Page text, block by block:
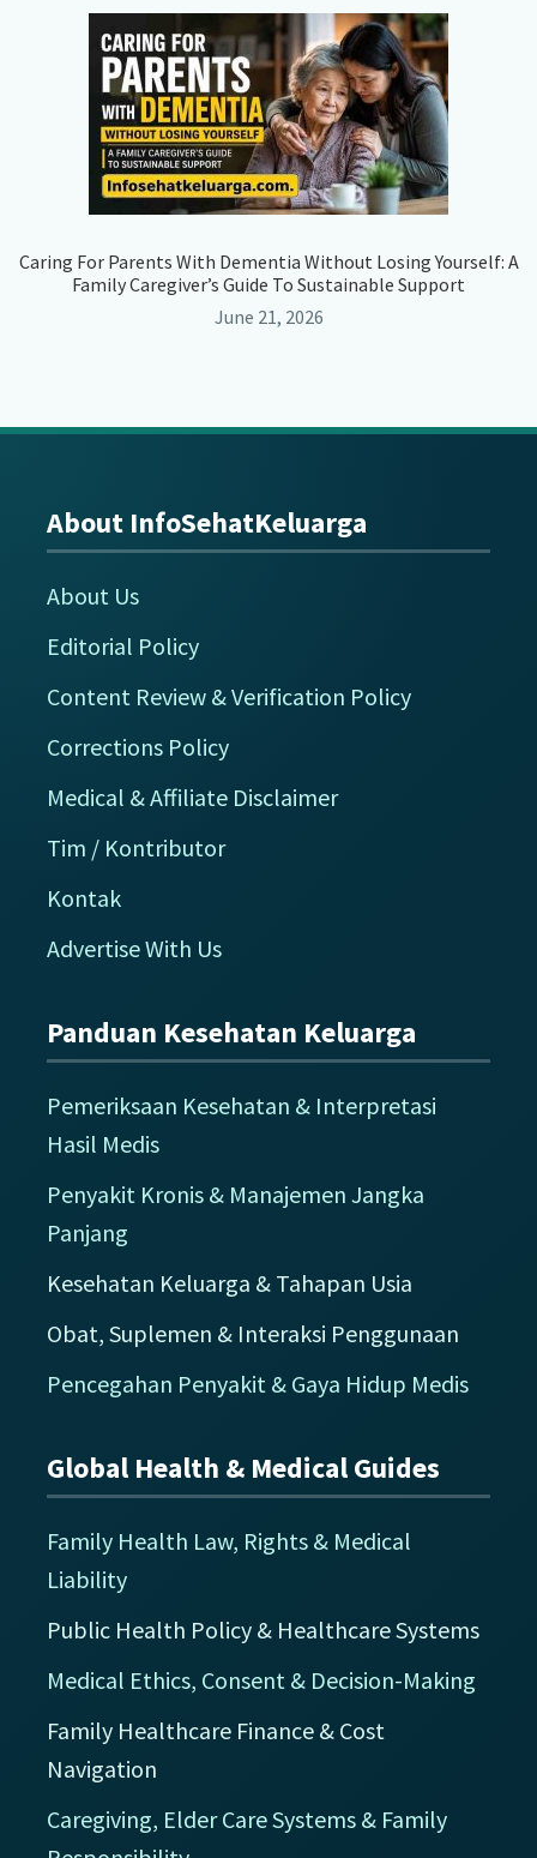
Caring For Parents With Dementia Without Losing Yourself: A
Family Caregiver’s Guide To Sustainable Support
June 21, 2026
Footer
About InfoSehatKeluarga
About Us
Editorial Policy
Content Review & Verification Policy
Corrections Policy
Medical & Affiliate Disclaimer
Tim / Kontributor
Kontak
Advertise With Us
Panduan Kesehatan Keluarga
Pemeriksaan Kesehatan & Interpretasi
Hasil Medis
Penyakit Kronis & Manajemen Jangka
Panjang
Kesehatan Keluarga & Tahapan Usia
Obat, Suplemen & Interaksi Penggunaan
Pencegahan Penyakit & Gaya Hidup Medis
Global Health & Medical Guides
Family Health Law, Rights & Medical
Liability
Public Health Policy & Healthcare Systems
Medical Ethics, Consent & Decision-Making
Family Healthcare Finance & Cost
Navigation
Caregiving, Elder Care Systems & Family